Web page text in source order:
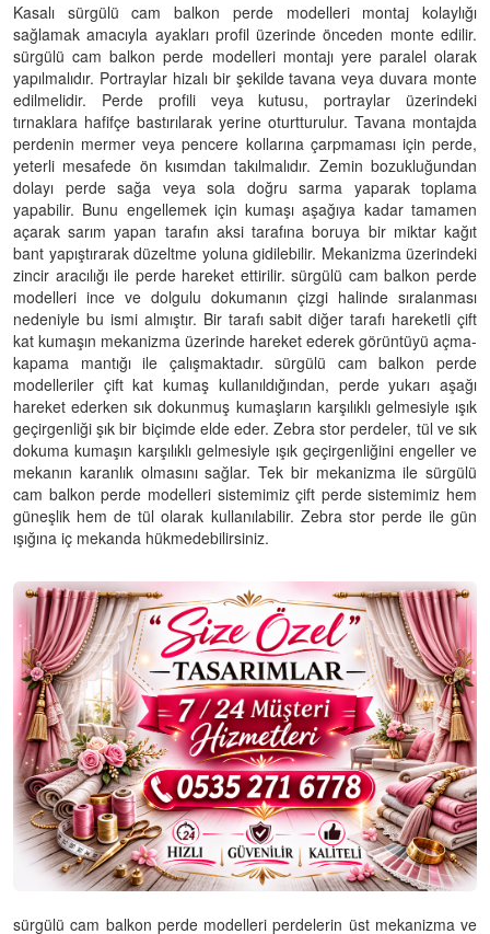
Kasalı sürgülü cam balkon perde modelleri montaj kolaylığı
sağlamak amacıyla ayakları profil üzerinde önceden monte edilir.
sürgülü cam balkon perde modelleri montajı yere paralel olarak
yapılmalıdır. Portraylar hizalı bir şekilde tavana veya duvara monte
edilmelidir. Perde profili veya kutusu, portraylar üzerindeki
tırnaklara hafifçe bastırılarak yerine oturtturulur. Tavana montajda
perdenin mermer veya pencere kollarına çarpmaması için perde,
yeterli mesafede ön kısımdan takılmalıdır. Zemin bozukluğundan
dolayı perde sağa veya sola doğru sarma yaparak toplama
yapabilir. Bunu engellemek için kumaşı aşağıya kadar tamamen
açarak sarım yapan tarafın aksi tarafına boruya bir miktar kağıt
bant yapıştırarak düzeltme yoluna gidilebilir. Mekanizma üzerindeki
zincir aracılığı ile perde hareket ettirilir. sürgülü cam balkon perde
modelleri ince ve dolgulu dokumanın çizgi halinde sıralanması
nedeniyle bu ismi almıştır. Bir tarafı sabit diğer tarafı hareketli çift
kat kumaşın mekanizma üzerinde hareket ederek görüntüyü açma-
kapama mantığı ile çalışmaktadır. sürgülü cam balkon perde
modelleriler çift kat kumaş kullanıldığından, perde yukarı aşağı
hareket ederken sık dokunmuş kumaşların karşılıklı gelmesiyle ışık
geçirgenliği şık bir biçimde elde eder. Zebra stor perdeler, tül ve sık
dokuma kumaşın karşılıklı gelmesiyle ışık geçirgenliğini engeller ve
mekanın karanlık olmasını sağlar. Tek bir mekanizma ile sürgülü
cam balkon perde modelleri sistemimiz çift perde sistemimiz hem
güneşlik hem de tül olarak kullanılabilir. Zebra stor perde ile gün
ışığına iç mekanda hükmedebilirsiniz.
sürgülü cam balkon perde modelleri perdelerin üst mekanizma ve